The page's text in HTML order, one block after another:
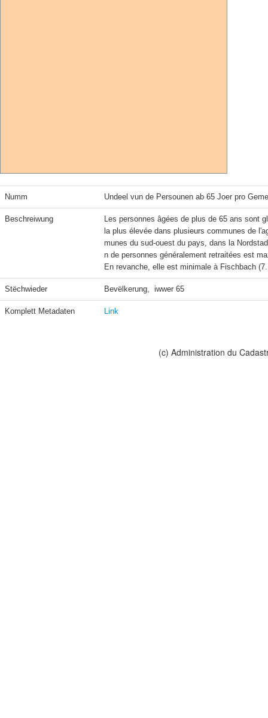
Numm Undeel vun de Persounen ab 65 Joer pro
Beschreiwung
Les personnes âgées de plus de 65 ans sont
la plus élevée dans plusieurs communes de
munes du sud-ouest du pays, dans la
n de personnes généralement retraitées est
En revanche, elle est minimale à Fischbach
Stëchwieder Bevëlkerung,  iwwer 65
Komplett Metadaten Link
(c) Administration du